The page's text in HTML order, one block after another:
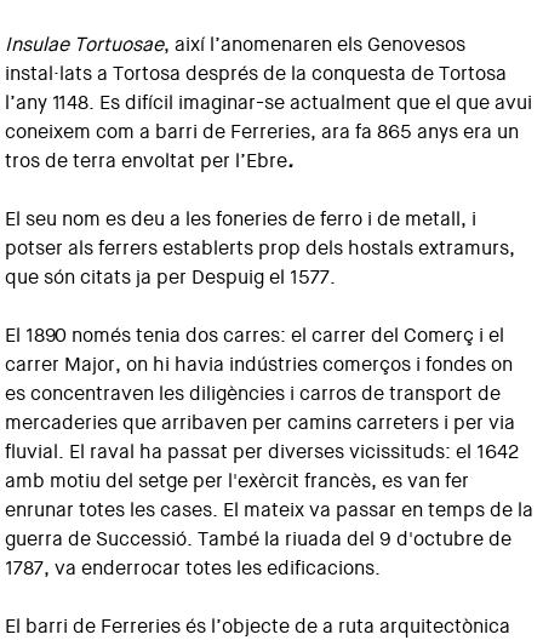
Insulae Tortuosae, així l’anomenaren els Genovesos
instal·lats a Tortosa després de la conquesta de Tortosa
l’any 1148. Es difícil imaginar-se actualment que el que avui
coneixem com a barri de Ferreries, ara fa 865 anys era un
tros de terra envoltat per l’Ebre.
El seu nom es deu a les foneries de ferro i de metall, i
potser als ferrers establerts prop dels hostals extramurs,
que són citats ja per Despuig el 1577.
El 1890 només tenia dos carres: el carrer del Comerç i el
carrer Major, on hi havia indústries comerços i fondes on
es concentraven les diligències i carros de transport de
mercaderies que arribaven per camins carreters i per via
fluvial. El raval ha passat per diverses vicissituds: el 1642
amb motiu del setge per l'exèrcit francès, es van fer
enrunar totes les cases. El mateix va passar en temps de la
guerra de Successió. També la riuada del 9 d'octubre de
1787, va enderrocar totes les edificacions.
El barri de Ferreries és l’objecte de a ruta arquitectònica